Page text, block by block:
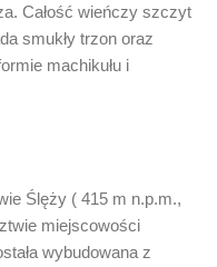
Całość wieńczy szczyt
smukły trzon oraz
machikułu i
Ślęży ( 415 m n.p.m.,
miejscowości
wybudowana z